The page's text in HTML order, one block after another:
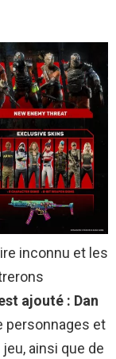
inconnu et les
ajouté : Dan
personnages et
ainsi que de